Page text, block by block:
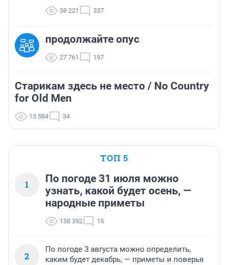
38 221 337
продолжайте опус
27 761 197
Старикам здесь не место / No Country
for Old Men
13 584 34
ТОП 5
1
По погоде 31 июля можно
узнать, какой будет осень, —
народные приметы
158 392 15
2
По погоде 3 августа можно определить,
каким будет декабрь, — приметы и поверья